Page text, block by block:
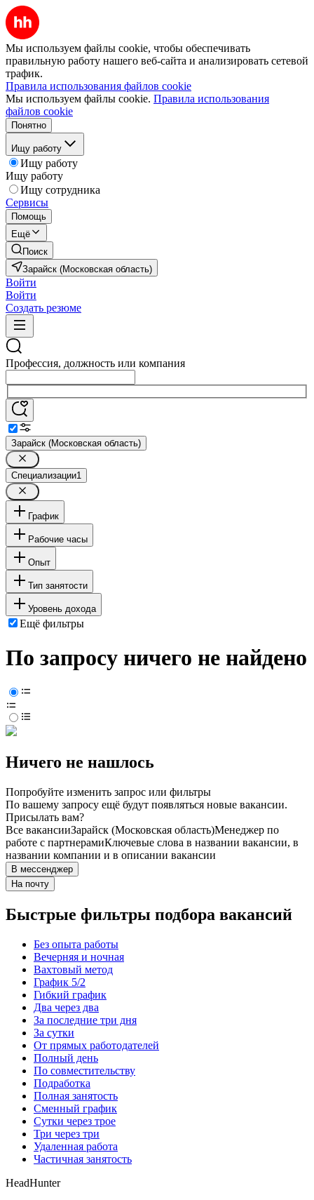
Мы используем файлы cookie, чтобы обеспечивать
правильную работу нашего веб-сайта и анализировать сетевой
трафик.
Правила использования файлов cookie
Мы используем файлы cookie. Правила использования
файлов cookie
Понятно
Ищу работу
Ищу работу
Ищу работу
Ищу сотрудника
Сервисы
Помощь
Ещё
Поиск
Зарайск (Московская область)
Войти
Войти
Создать резюме
Профессия, должность или компания
Зарайск (Московская область)
Специализации1
График
Рабочие часы
Опыт
Тип занятости
Уровень дохода
Ещё фильтры
По запросу ничего не найдено
Ничего не нашлось
Попробуйте изменить запрос или фильтры
По вашему запросу ещё будут появляться новые вакансии.
Присылать вам?
Все вакансииЗарайск (Московская область)Менеджер по
работе с партнерамиКлючевые слова в названии вакансии, в
названии компании и в описании вакансии
В мессенджер
На почту
Быстрые фильтры подбора вакансий
Без опыта работы
Вечерняя и ночная
Вахтовый метод
График 5/2
Гибкий график
Два через два
За последние три дня
За сутки
От прямых работодателей
Полный день
По совместительству
Подработка
Полная занятость
Сменный график
Сутки через трое
Три через три
Удаленная работа
Частичная занятость
HeadHunter